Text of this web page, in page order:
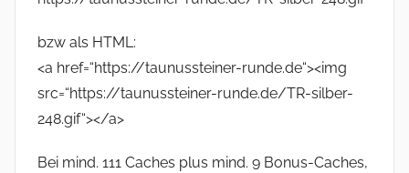
bzw als HTML:
<a href=“https://taunussteiner-runde.de“><img
src=“https://taunussteiner-runde.de/TR-silber-
248.gif“></a>
Bei mind. 111 Caches plus mind. 9 Bonus-Caches,